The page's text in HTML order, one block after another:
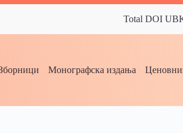
Total DOI
Монографска издања